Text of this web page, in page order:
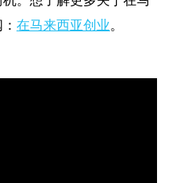
在马来西亚创业。